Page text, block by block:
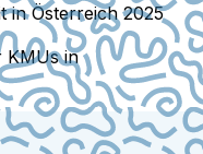
in Österreich 2025
KMUs in